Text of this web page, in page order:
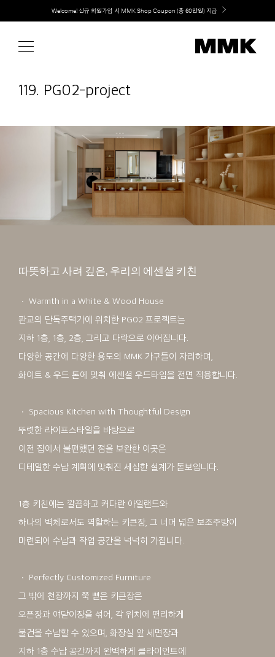
content
취향대로 완성하는 커스텀 아일랜드 키친, MMK The Island 출시
119. PG02-project
따뜻하고 사려 깊은, 우리의 에센셜 키친
ㆍ Warmth in a White & Wood House
판교의 단독주택가에 위치한 PG02 프로젝트는
지하 1층, 1층, 2층, 그리고 다락으로 이어집니다.
다양한 공간에 다양한 용도의 MMK 가구들이 자리하며,
화이트 & 우드 톤에 맞춰 에센셜 우드타입을 전면 적용합니다.
ㆍ Spacious Kitchen with Thoughtful Design
뚜렷한 라이프스타일을 바탕으로
이전 집에서 불편했던 점을 보완한 이곳은
디테일한 수납 계획에 맞춰진 세심한 설계가 돋보입니다.
1층 키친에는 깔끔하고 커다란 아일랜드와
하나의 벽체로서도 역할하는 키큰장, 그 너머 넓은 보조주방이
마련되어 수납과 작업 공간을 넉넉히 가집니다.
ㆍ Perfectly Customized Furniture
그 밖에 천장까지 쭉 뻗은 키큰장은
오픈장과 여닫이장을 섞어, 각 위치에 편리하게
물건을 수납할 수 있으며, 화장실 앞 세면장과
지하 1층 수납 공간까지 완벽하게 클라이언트에